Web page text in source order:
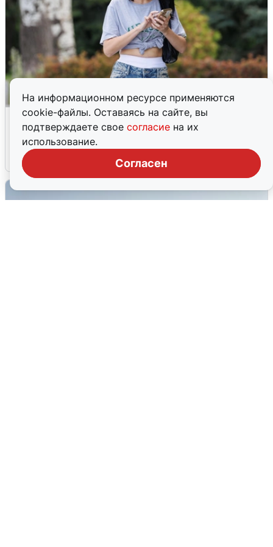
На информационном ресурсе применяются
cookie-файлы. Оставаясь на сайте, вы
подтверждаете свое согласие на их
использование.
Согласен
Волгоградцы остались без
мобильного интернета
6 августа